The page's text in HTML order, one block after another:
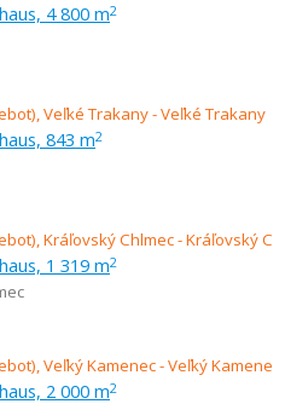
4 800 m2
843 m2
1 319 m2
2 000 m2